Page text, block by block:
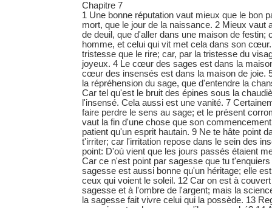
Chapitre 7
1 Une bonne réputation vaut mieux que le bon
mort, que le jour de la naissance. 2 Mieux vaut
de deuil, que d'aller dans une maison de festin;
homme, et celui qui vit met cela dans son
tristesse que le rire; car, par la tristesse du
joyeux. 4 Le cœur des sages est dans la
cœur des insensés est dans la maison de joie.
la répréhension du sage, que d'entendre la
Car tel qu'est le bruit des épines sous la
l'insensé. Cela aussi est une vanité. 7
faire perdre le sens au sage; et le présent
vaut la fin d'une chose que son
patient qu'un esprit hautain. 9 Ne te hâte point
t'irriter; car l'irritation repose dans le sein des
point: D'où vient que les jours passés étaient
Car ce n'est point par sagesse que tu t'enquiers
sagesse est aussi bonne qu'un héritage; elle
ceux qui voient le soleil. 12 Car on est à
sagesse et à l'ombre de l'argent; mais la
la sagesse fait vivre celui qui la possède. 13